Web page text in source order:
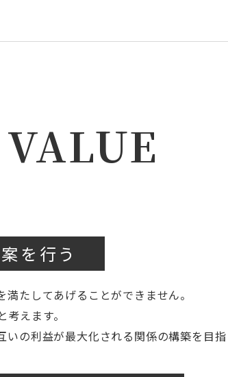
VALUE
を行う
たしてあげることができません。
えます。
の利益が最大化される関係の構築を目